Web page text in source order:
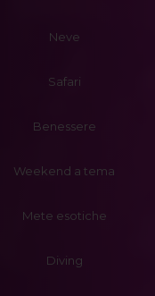
Neve
Safari
Benessere
Weekend a tema
Mete esotiche
Diving